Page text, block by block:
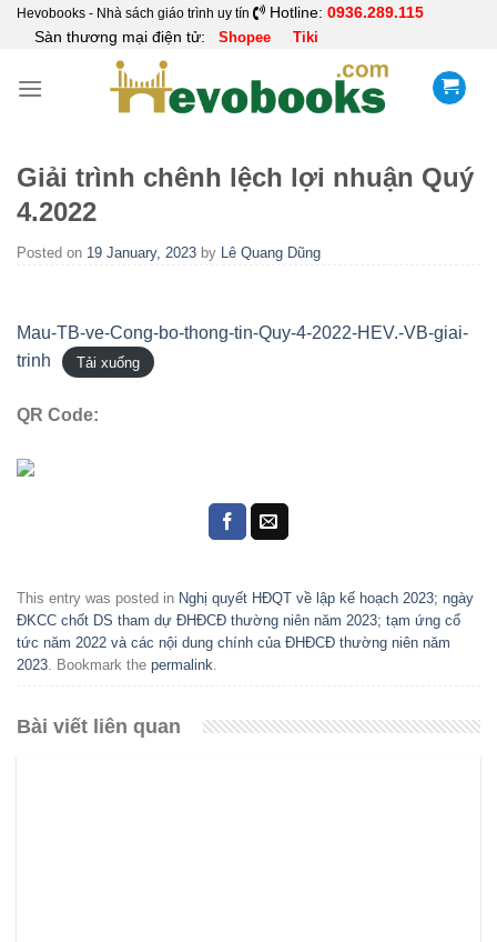
SkipHevobooks - Nhà sách giáo trình uy tín Hotline: 0936.289.115
Sàn thương mại điện tử: Shopee Tiki
Giải trình chênh lệch lợi nhuận Quý
4.2022
Posted on 19 January, 2023 by Lê Quang Dũng
Mau-TB-ve-Cong-bo-thong-tin-Quy-4-2022-HEV.-VB-giai-
trinh
Tải xuống
QR Code:
This entry was posted in Nghị quyết HĐQT về lập kế hoạch 2023; ngày
ĐKCC chốt DS tham dự ĐHĐCĐ thường niên năm 2023; tạm ứng cổ
tức năm 2022 và các nội dung chính của ĐHĐCĐ thường niên năm
2023. Bookmark the permalink.
Bài viết liên quan